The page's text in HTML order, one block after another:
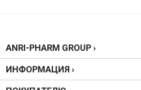
Да, можно.
Написать отзыв
Оценка
ANRI-PHARM GROUP ›
ИНФОРМАЦИЯ ›